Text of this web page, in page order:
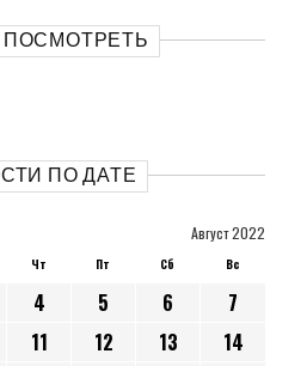
ПОСМОТРЕТЬ
ПО ДАТЕ
Август 2022
Чт Пт Сб Вс
4 5 6
7
11 12 13
14